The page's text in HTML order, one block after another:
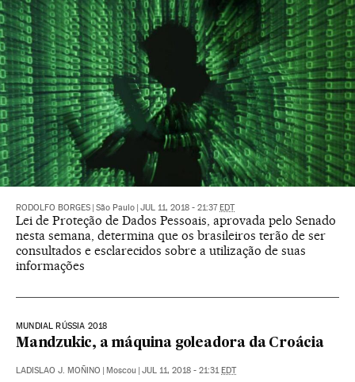
RODOLFO BORGES São Paulo JUL 11, 2018 - 21:37 EDT
Lei de Proteção de Dados Pessoais, aprovada pelo Senado
nesta semana, determina que os brasileiros terão de ser
consultados e esclarecidos sobre a utilização de suas
informações
MUNDIAL RÚSSIA 2018
Mandzukic, a máquina goleadora da Croácia
LADISLAO J. MOÑINO Moscou JUL 11, 2018 - 21:31 EDT